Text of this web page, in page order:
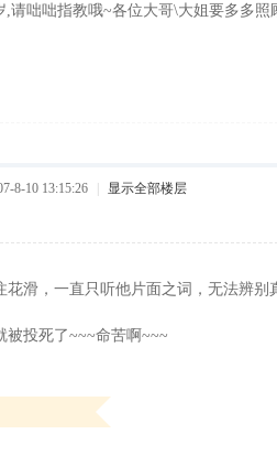
,请咄咄指教哦~各位大哥\大姐要多多照
8-10 13:15:26 显示全部楼层
花滑，一直只听他片面之词，无法辨
被投死了~~~命苦啊~~~